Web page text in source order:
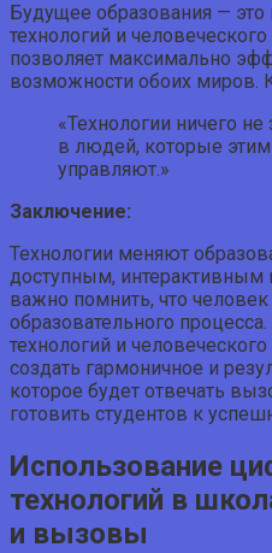
Будущее образования — это
технологий и
позволяет максимально
возможности обоих миров.
«Технологии ничего
в людей, которые
управляют.»
Заключение:
Технологии меняют
доступным,
важно помнить, что человек
образовательного
технологий и
создать гармоничное и
которое будет отвечать
готовить студентов к
Использование
технологий в
и вызовы